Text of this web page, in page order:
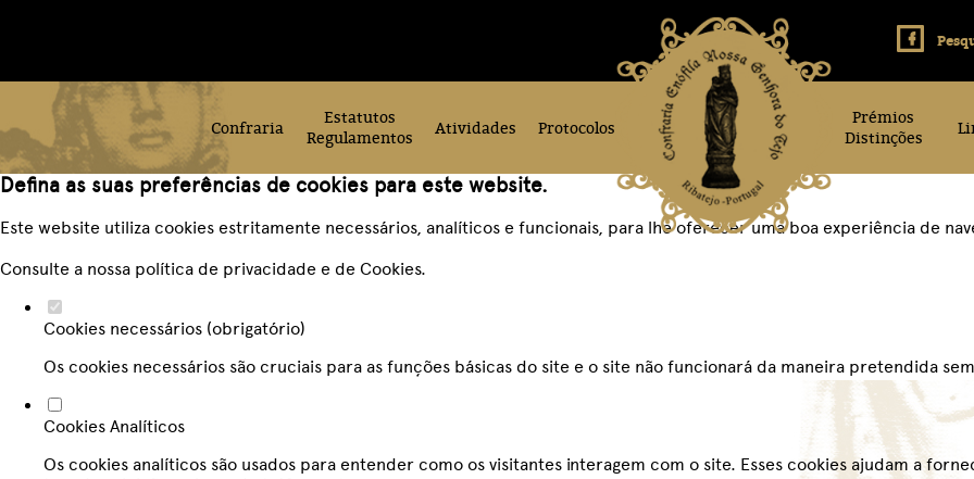
Defina as suas preferências de cookies para este website.
Este website utiliza cookies estritamente necessários, analíticos e funcionais, para lhe oferecer uma boa experiência de
Consulte a nossa política de privacidade e de Cookies.
Cookies necessários (obrigatório)
Os cookies necessários são cruciais para as funções básicas do site e o site não funcionará da maneira pretendida
Cookies Analíticos
Os cookies analíticos são usados para entender como os visitantes interagem com o site. Esses cookies ajudam a
Confraria
Estatutos
Regulamentos
Atividades Protocolos
Prémios
Distinções